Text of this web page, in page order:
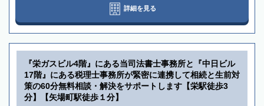
詳細を見る
『栄ガスビル4階』にある当司法書士事務所と『中日ビル
17階』にある税理士事務所が緊密に連携して相続と生前対
策の60分無料相談・解決をサポートします【栄駅徒歩3
分】【矢場町駅徒歩１分】